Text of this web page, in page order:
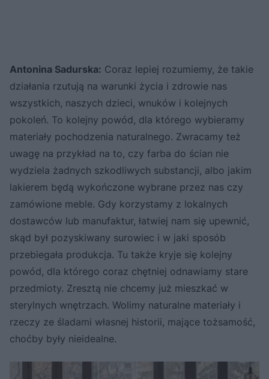
Antonina Sadurska: Coraz lepiej rozumiemy, że takie
działania rzutują na warunki życia i zdrowie nas
wszystkich, naszych dzieci, wnuków i kolejnych
pokoleń. To kolejny powód, dla którego wybieramy
materiały pochodzenia naturalnego. Zwracamy też
uwagę na przykład na to, czy farba do ścian nie
wydziela żadnych szkodliwych substancji, albo jakim
lakierem będą wykończone wybrane przez nas czy
zamówione meble. Gdy korzystamy z lokalnych
dostawców lub manufaktur, łatwiej nam się upewnić,
skąd był pozyskiwany surowiec i w jaki sposób
przebiegała produkcja. Tu także kryje się kolejny
powód, dla którego coraz chętniej odnawiamy stare
przedmioty. Zresztą nie chcemy już mieszkać w
sterylnych wnętrzach. Wolimy naturalne materiały i
rzeczy ze śladami własnej historii, mające tożsamość,
choćby były nieidealne.